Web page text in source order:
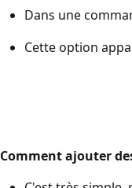
Dans une
Cette option
Comment ajouter